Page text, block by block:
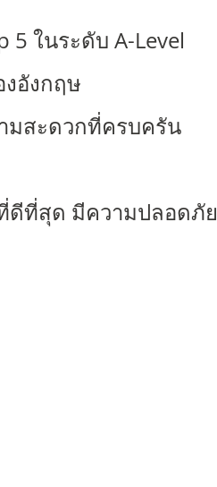
5 ในระดับ A-Level
อังกฤษ
มสะดวกที่ครบครัน
ดีที่สุด มีความปลอดภัย